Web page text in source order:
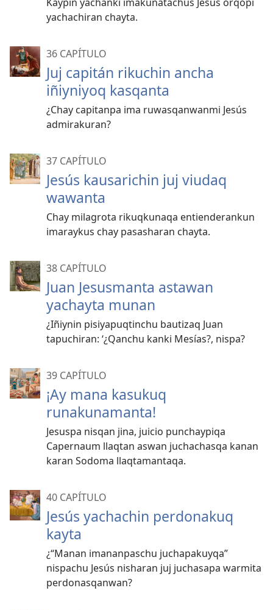
yachachiran chayta.
36 CAPÍTULO
Juj capitán rikuchin ancha
iñiyniyoq kasqanta
¿Chay capitanpa ima ruwasqanwanmi Jesús
admirakuran?
37 CAPÍTULO
Jesús kausarichin juj viudaq
wawanta
Chay milagrota rikuqkunaqa entienderankun
imaraykus chay pasasharan chayta.
38 CAPÍTULO
Juan Jesusmanta astawan
yachayta munan
¿Iñiynin pisiyapuqtinchu bautizaq Juan
tapuchiran: ‘¿Qanchu kanki Mesías?, nispa?
39 CAPÍTULO
¡Ay mana kasukuq
runakunamanta!
Jesuspa nisqan jina, juicio punchaypiqa
Capernaum llaqtan aswan juchachasqa kanan
karan Sodoma llaqtamantaqa.
40 CAPÍTULO
Jesús yachachin perdonakuq
kayta
¿“Manan imananpaschu juchapakuyqa”
nispachu Jesús nisharan juj juchasapa warmita
perdonasqanwan?